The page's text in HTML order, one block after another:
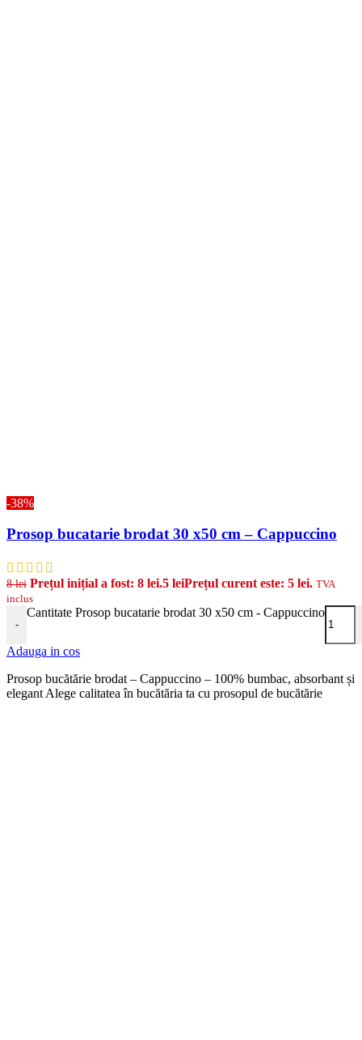
-38%
Prosop bucatarie brodat 30 x50 cm – Cappuccino
8lei Prețul inițial a fost: 8 lei.5 leiPrețul curent este: 5 lei. TVA
inclus
-
Cantitate Prosop bucatarie brodat 30 x50 cm - Cappuccino
Adauga in cos
Prosop bucătărie brodat – Cappuccino – 100% bumbac, absorbant și
elegant Alege calitatea în bucătăria ta cu prosopul de bucătărie